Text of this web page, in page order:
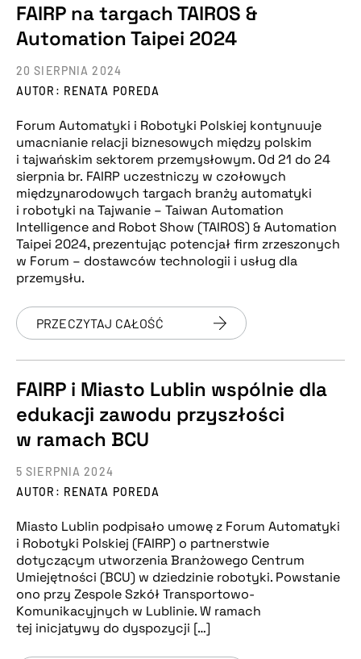
FAIRP na targach TAIROS &
Automation Taipei 2024
AUTOR: RENATA POREDA
20 SIERPNIA 2024
Forum Automatyki i Robotyki Polskiej kontynuuje
umacnianie relacji biznesowych między polskim
i tajwańskim sektorem przemysłowym. Od 21 do 24
sierpnia br. FAIRP uczestniczy w czołowych
międzynarodowych targach branży automatyki
i robotyki na Tajwanie – Taiwan Automation
Intelligence and Robot Show (TAIROS) & Automation
Taipei 2024, prezentując potencjał firm zrzeszonych
w Forum – dostawców technologii i usług dla
przemysłu.
PRZECZYTAJ CAŁOŚĆ
FAIRP i Miasto Lublin wspólnie dla
edukacji zawodu przyszłości
w ramach BCU
AUTOR: RENATA POREDA
5 SIERPNIA 2024
Miasto Lublin podpisało umowę z Forum Automatyki
i Robotyki Polskiej (FAIRP) o partnerstwie
dotyczącym utworzenia Branżowego Centrum
Umiejętności (BCU) w dziedzinie robotyki. Powstanie
ono przy Zespole Szkół Transportowo-
Komunikacyjnych w Lublinie. W ramach
tej inicjatywy do dyspozycji […]